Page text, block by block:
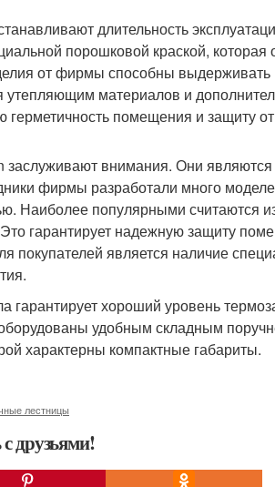
длительность
порошковой краской, которая
от фирмы способны выдерживать
материалов и
герметичность помещения и защиту
заслуживают внимания. Они
фирмы разработали много
Наиболее популярными считаются
гарантирует надежную защиту
покупателей является наличие
гарантирует хороший уровень
удобным складным
характерны компактные габариты.
лестницы
друзьями!